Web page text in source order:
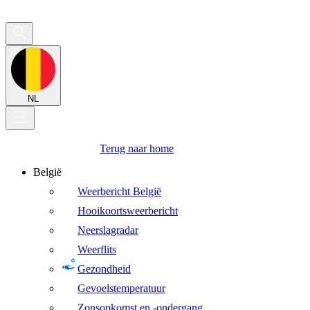
NL
Terug naar home
België
Weerbericht België
Hooikoortsweerbericht
Neerslagradar
Weerflits
Gezondheid
Gevoelstemperatuur
Zonsopkomst en -ondergang